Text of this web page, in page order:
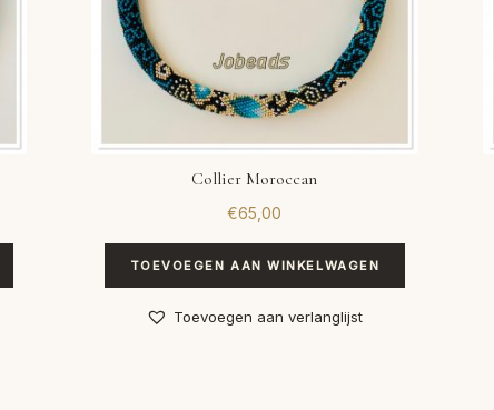
Collier Moroccan
€65,00
TOEVOEGEN AAN WINKELWAGEN
Toevoegen aan verlanglijst